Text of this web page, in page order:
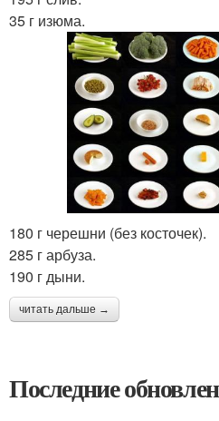
35 г изюма.
180 г черешни (без косточек).
285 г арбуза.
190 г дыни.
читать дальше →
Последние